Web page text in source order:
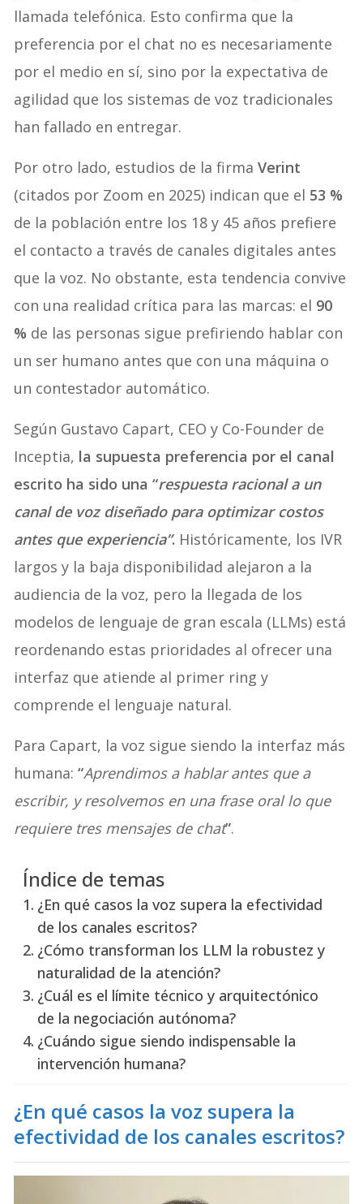
llamada telefónica. Esto confirma que la
preferencia por el chat no es necesariamente
por el medio en sí, sino por la expectativa de
agilidad que los sistemas de voz tradicionales
han fallado en entregar.
Por otro lado, estudios de la firmaVerint
(citados por Zoom en 2025) indican que el 53 %
de la población entre los 18 y 45 años prefiere
el contacto a través de canales digitales antes
que la voz. No obstante, esta tendencia convive
con una realidad crítica para las marcas: el 90
% de las personas sigue prefiriendo hablar con
un ser humano antes que con una máquina o
un contestador automático.
Según Gustavo Capart, CEO y Co-Founder de
Inceptia, la supuesta preferencia por el canal
escrito ha sido una “respuesta racional a un
canal de voz diseñado para optimizar costos
antes que experiencia”. Históricamente, los IVR
largos y la baja disponibilidad alejaron a la
audiencia de la voz, pero la llegada de los
modelos de lenguaje de gran escala (LLMs) está
reordenando estas prioridades al ofrecer una
interfaz que atiende al primer ring y
comprende el lenguaje natural.
Para Capart, la voz sigue siendo la interfaz más
humana:“Aprendimos a hablar antes que a
escribir, y resolvemos en una frase oral lo que
requiere tres mensajes de chat”.
Índice de temas
¿En qué casos la voz supera la efectividad
de los canales escritos?
¿Cómo transforman los LLM la robustez y
naturalidad de la atención?
¿Cuál es el límite técnico y arquitectónico
de la negociación autónoma?
¿Cuándo sigue siendo indispensable la
intervención humana?
¿En qué casos la voz supera la
efectividad de los canales escritos?